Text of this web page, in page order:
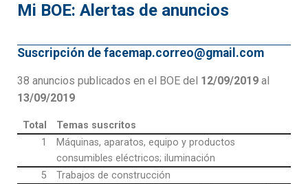
Mi BOE: Alertas de anuncios
Suscripción de facemap.correo@gmail.com
38 anuncios publicados en el BOE del 12/09/2019 al
13/09/2019
Total
Temas suscritos
1
Máquinas, aparatos, equipo y productos
consumibles eléctricos; iluminación
5
Trabajos de construcción